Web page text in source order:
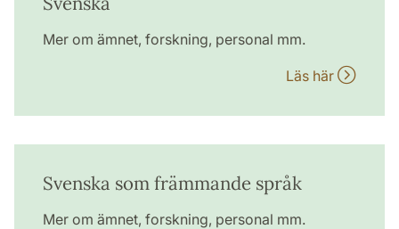
Mer om ämnet, forskning, personal mm.
Läs här
Svenska som främmande språk
Mer om ämnet, forskning, personal mm.